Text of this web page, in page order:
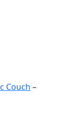
Couch –